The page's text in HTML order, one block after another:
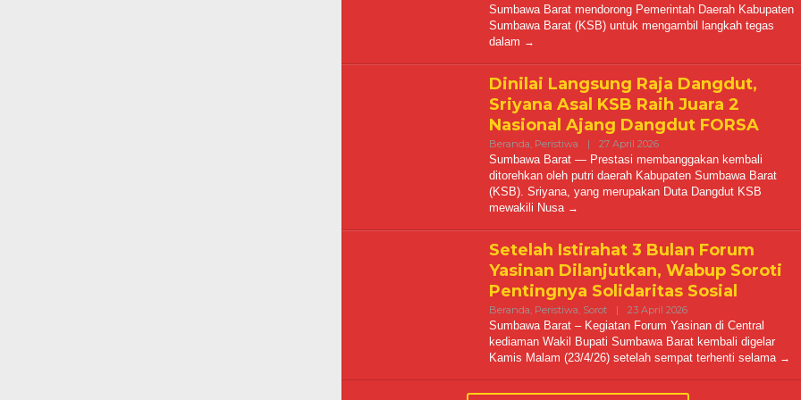
Sumbawa Barat mendorong Pemerintah Daerah Kabupaten
Sumbawa Barat (KSB) untuk mengambil langkah tegas
dalam
Dinilai Langsung Raja Dangdut,
Sriyana Asal KSB Raih Juara 2
Nasional Ajang Dangdut FORSA
Beranda Peristiwa | 27 April 2026Oleh
Kabarmediacitra@gmail.com
Sumbawa Barat — Prestasi membanggakan kembali
ditorehkan oleh putri daerah Kabupaten Sumbawa Barat
(KSB). Sriyana, yang merupakan Duta Dangdut KSB
mewakili Nusa
Setelah Istirahat 3 Bulan Forum
Yasinan Dilanjutkan, Wabup Soroti
Pentingnya Solidaritas Sosial
Beranda Peristiwa Sorot | 23 April 2026Oleh
Sumbawa Barat – Kegiatan Forum Yasinan di Central
kediaman Wakil Bupati Sumbawa Barat kembali digelar
Kamis Malam (23/4/26) setelah sempat terhenti selama